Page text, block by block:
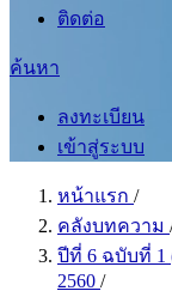
ติดต่อ
ค้นหา
ลงทะเบียน
เข้าสู่ระบบ
หน้าแรก /
คลังบทความ
ปีที่ 6 ฉบับที่ 1
2560 /